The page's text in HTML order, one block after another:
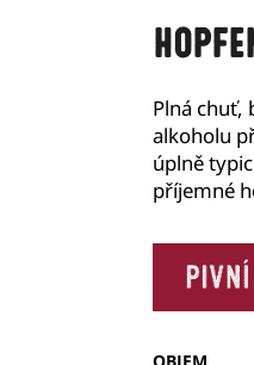
Plná chuť,
alkoholu
úplně
příjemné
HLEDAT